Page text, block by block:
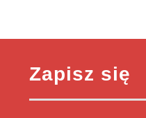
Zapisz się